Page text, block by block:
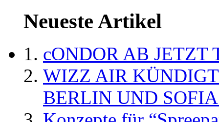
Neueste Artikel
cONDOR AB
WIZZ AIR
BERLIN UND